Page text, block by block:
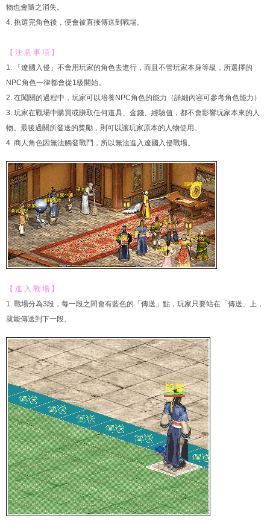
物也會隨之消失。
4. 挑選完角色後，便會被直接傳送到戰場。
【 注 意 事 項 】
1. 「遼國入侵」不會用玩家的角色去進行，而且不管玩家本身等級，所選擇的
NPC角色一律都會從1級開始。
2. 在闖關的過程中，玩家可以培養NPC角色的能力（詳細內容可參考角色能力）
3. 玩家在戰場中購買或賺取任何道具、金錢、經驗值，都不會影響玩家本來的人
物。最後過關所發送的獎勵，則可以讓玩家原本的人物使用。
4. 商人角色因無法觸發戰鬥，所以無法進入遼國入侵戰場。
【 進 入 戰 場 】
1. 戰場分為3段，每一段之間會有藍色的「傳送」點，玩家只要站在「傳送」上，
就能傳送到下一段。